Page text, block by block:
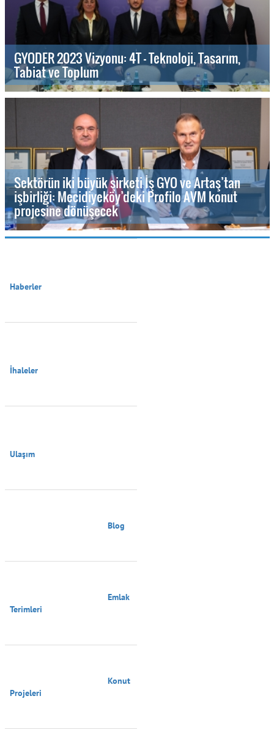
GYODER 2023 Vizyonu: 4T - Teknoloji, Tasarım,
Tabiat ve Toplum
Sektörün iki büyük şirketi İş GYO ve Artaş’tan
işbirliği: Mecidiyeköy’deki Profilo AVM konut
projesine dönüşecek
Haberler
İhaleler
Ulaşım
Terimleri
Projeleri